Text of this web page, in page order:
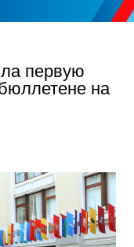
первую
на